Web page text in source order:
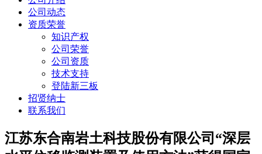
公司动态
资质荣誉
知识产权
公司荣誉
公司资质
技术支持
登陆新三板
招贤纳士
联系我们
江苏东合南岩土科技股份有限公司“深层